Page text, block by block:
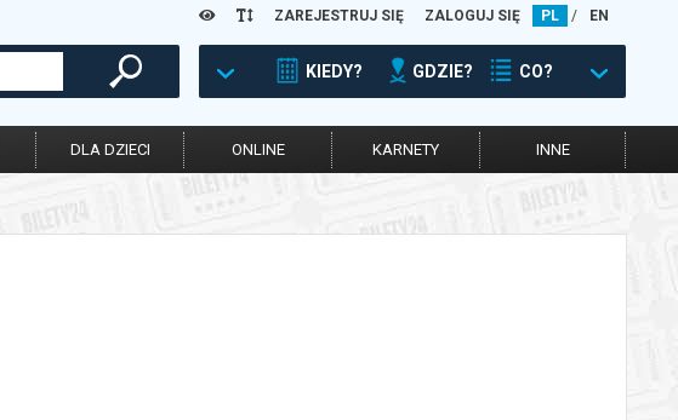
ZAREJESTRUJ SIĘ ZALOGUJ SIĘ PL / EN
KIEDY? GDZIE? CO?
DLA DZIECI ONLINE KARNETY INNE